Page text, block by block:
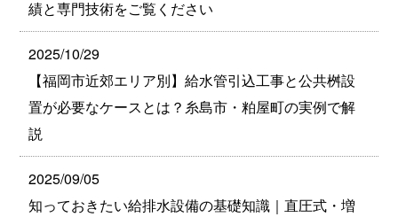
績と専門技術をご覧ください
2025/10/29
【福岡市近郊エリア別】給水管引込工事と公共桝設
置が必要なケースとは？糸島市・粕屋町の実例で解
説
2025/09/05
知っておきたい給排水設備の基礎知識｜直圧式・増